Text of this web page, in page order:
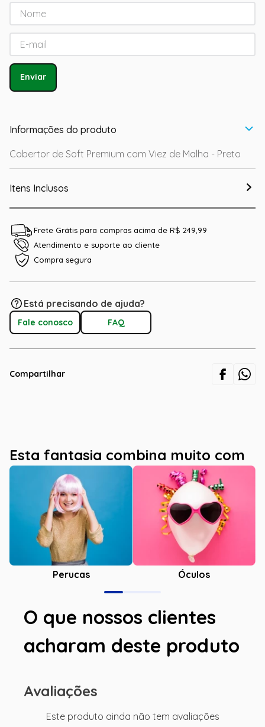
Enviar
Informações do produto
Cobertor de Soft Premium com Viez de Malha - Preto
Itens Inclusos
Frete Grátis para compras acima de R$ 249,99
Atendimento e suporte ao cliente
Compra segura
Está precisando de ajuda?
Fale conosco FAQ
Compartilhar
Esta fantasia combina muito com
Perucas Óculos
O que nossos clientes
acharam deste produto
Avaliações
Este produto ainda não tem avaliações